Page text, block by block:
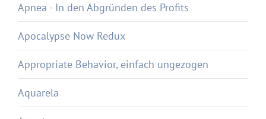
Apnea - In den Abgründen des Profits
Apocalypse Now Redux
Appropriate Behavior, einfach ungezogen
Aquarela